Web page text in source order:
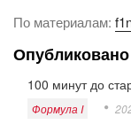
По материалам:
100 минут до
Формула I